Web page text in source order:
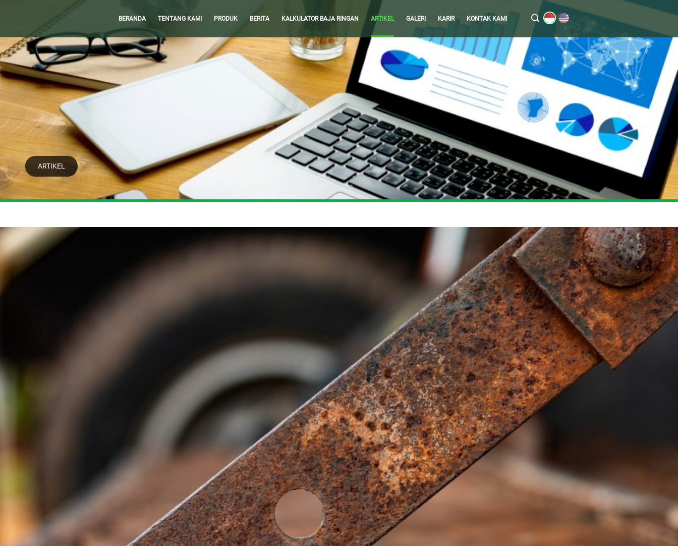
BERANDA TENTANG KAMI PRODUK BERITA KALKULATOR BAJA RINGAN ARTIKEL GALERI KARIR KONTAK KAMI
ARTIKEL